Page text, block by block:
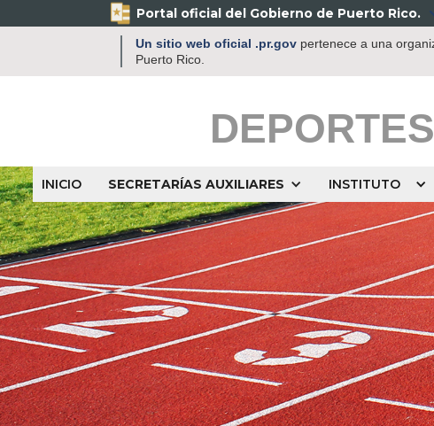
Portal oficial del Gobierno de Puerto Rico.
Un sitio web oficial .pr.gov pertenece a una
Puerto Rico.
DEPORTES
INICIO SECRETARÍAS AUXILIARES INSTITUTO